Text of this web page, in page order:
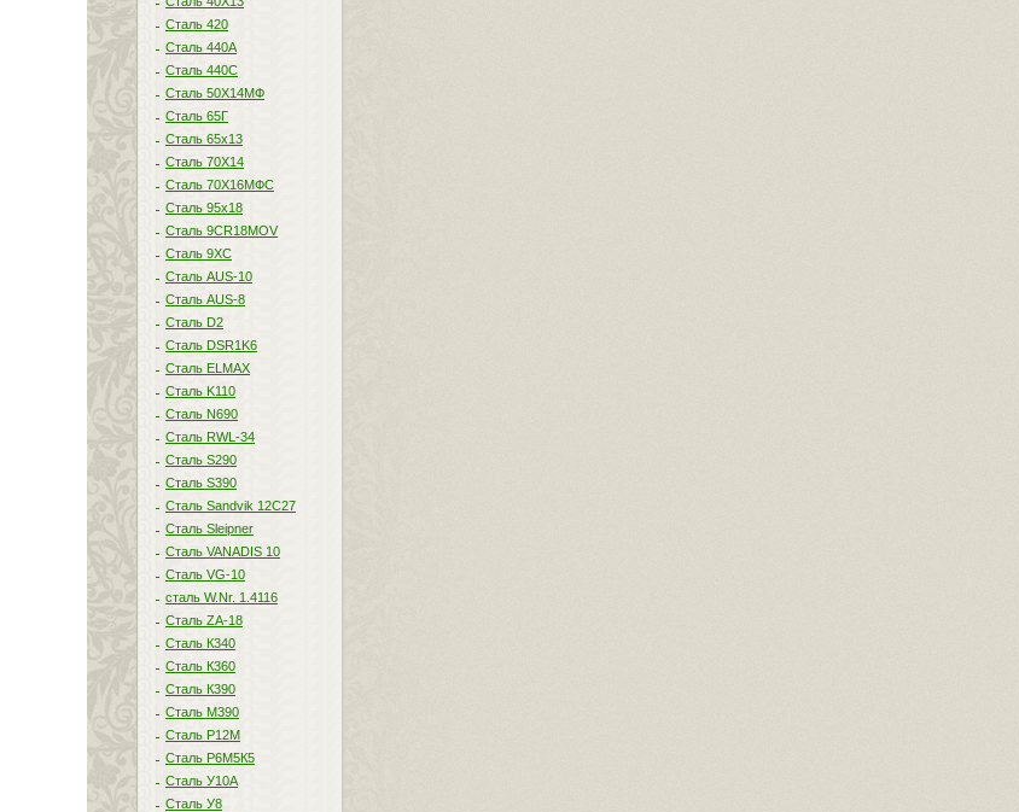
Сталь 420
Сталь 440A
Сталь 440С
Сталь 50Х14МФ
Сталь 65Г
Сталь 65х13
Сталь 70Х14
Сталь 70Х16МФС
Сталь 95х18
Сталь 9CR18MOV
Сталь 9ХС
Сталь AUS-10
Сталь AUS-8
Сталь D2
Сталь DSR1K6
Сталь ELMAX
Сталь K110
Сталь N690
Сталь RWL-34
Сталь S290
Сталь S390
Сталь Sandvik 12C27
Сталь Sleipner
Сталь VANADIS 10
Сталь VG-10
сталь W.Nr. 1.4116
Сталь ZA-18
Сталь К340
Сталь К360
Сталь К390
Сталь М390
Сталь Р12М
Сталь Р6М5К5
Сталь У10А
Сталь У8